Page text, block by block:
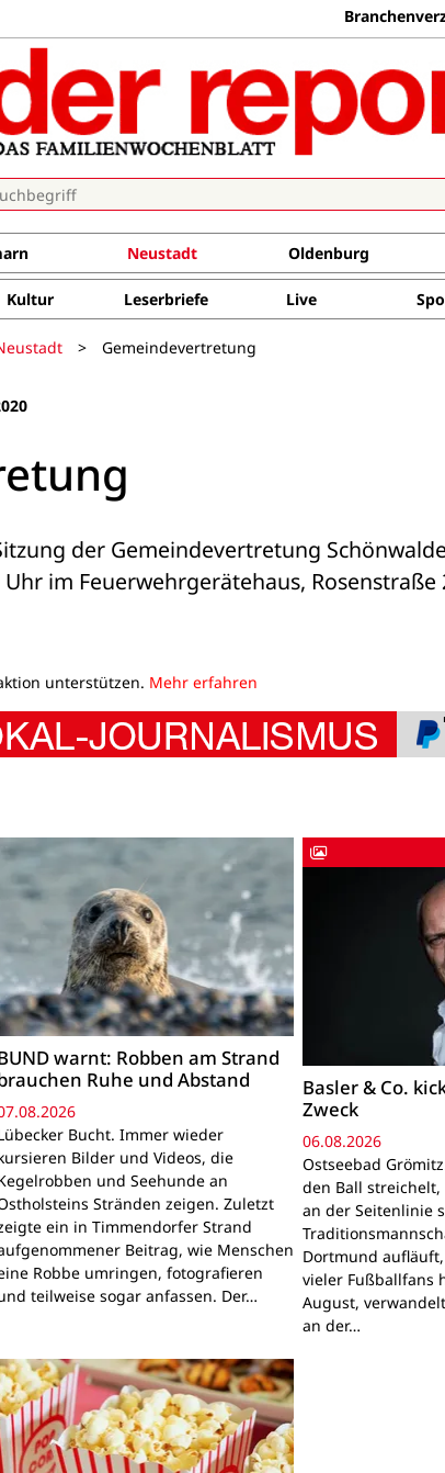
Neustadt Oldenburg
Kultur Leserbriefe Live
> Gemeindevertretung
der Gemeindevertretung
im Feuerwehrgerätehaus, Rosenstraße
unterstützen. Mehr erfahren
warnt: Robben am Strand
Ruhe und Abstand
Bucht. Immer wieder
Bilder und Videos, die
und Seehunde an
Stränden zeigen. Zuletzt
ein in Timmendorfer Strand
Beitrag, wie Menschen
Robbe umringen, fotografieren
teilweise sogar anfassen. Der…
Basler & Co.
Zweck
06.08.2026
Ostseebad
den Ball streichelt,
an der Seitenlinie
Dortmund
vieler Fußballfans
August,
an der…